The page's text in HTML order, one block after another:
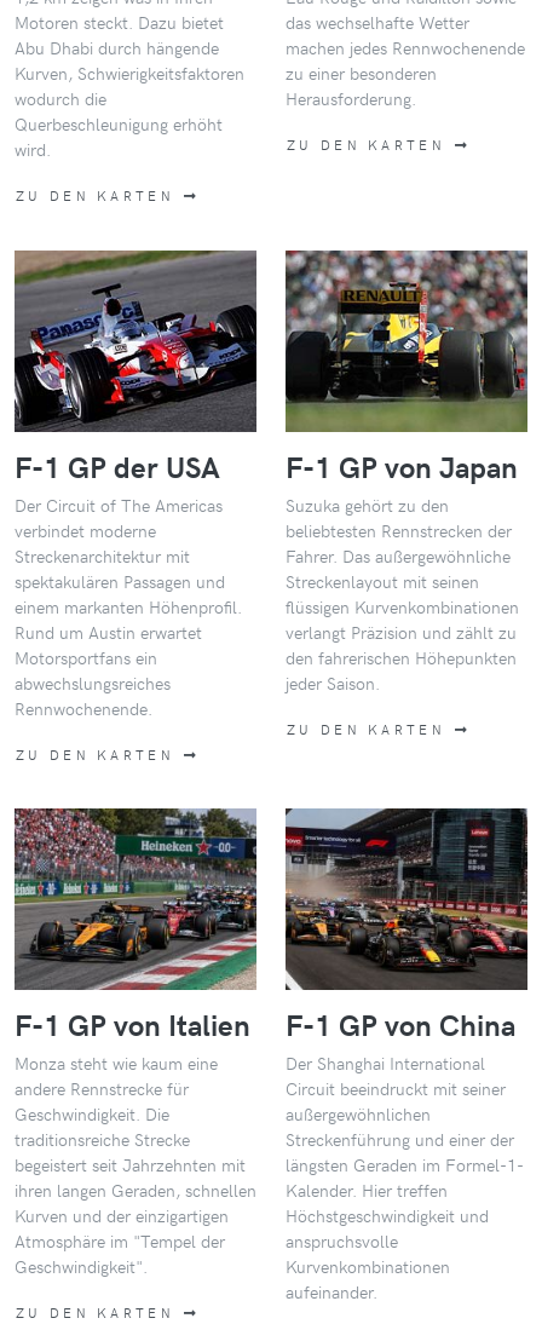
Motoren steckt. Dazu bietet
Abu Dhabi durch hängende
Kurven, Schwierigkeitsfaktoren
wodurch die
Querbeschleunigung erhöht
wird.
ZU DEN KARTEN
das wechselhafte Wetter
machen jedes Rennwochenende
zu einer besonderen
Herausforderung.
ZU DEN KARTEN
F-1 GP der USA
Der Circuit of The Americas
verbindet moderne
Streckenarchitektur mit
spektakulären Passagen und
einem markanten Höhenprofil.
Rund um Austin erwartet
Motorsportfans ein
abwechslungsreiches
Rennwochenende.
ZU DEN KARTEN
F-1 GP von Japan
Suzuka gehört zu den
beliebtesten Rennstrecken der
Fahrer. Das außergewöhnliche
Streckenlayout mit seinen
flüssigen Kurvenkombinationen
verlangt Präzision und zählt zu
den fahrerischen Höhepunkten
jeder Saison.
ZU DEN KARTEN
F-1 GP von Italien
Monza steht wie kaum eine
andere Rennstrecke für
Geschwindigkeit. Die
traditionsreiche Strecke
begeistert seit Jahrzehnten mit
ihren langen Geraden, schnellen
Kurven und der einzigartigen
Atmosphäre im "Tempel der
Geschwindigkeit".
ZU DEN KARTEN
F-1 GP von China
Der Shanghai International
Circuit beeindruckt mit seiner
außergewöhnlichen
Streckenführung und einer der
längsten Geraden im Formel-1-
Kalender. Hier treffen
Höchstgeschwindigkeit und
anspruchsvolle
Kurvenkombinationen
aufeinander.